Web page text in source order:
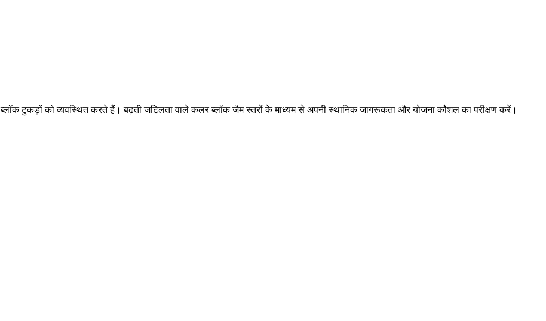
ब्लॉक टुकड़ों को व्यवस्थित करते हैं। बढ़ती जटिलता वाले कलर ब्लॉक जैम स्तरों के माध्यम से अपनी स्थानिक जागरूकता और योजना कौशल का परीक्षण करें।